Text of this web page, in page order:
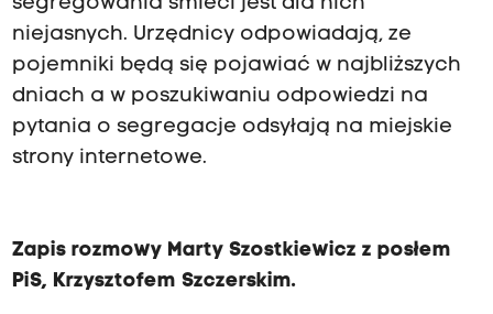
niejasnych. Urzędnicy odpowiadają, ze
pojemniki będą się pojawiać w najbliższych
dniach a w poszukiwaniu odpowiedzi na
pytania o segregacje odsyłają na miejskie
strony internetowe.
Zapis rozmowy Marty Szostkiewicz z posłem
PiS, Krzysztofem Szczerskim.